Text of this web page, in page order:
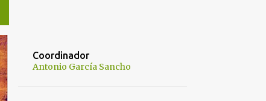
Coordinador
Antonio García Sancho